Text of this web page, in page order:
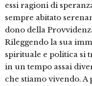
essi ragioni di
sempre abitato
dono della
Rileggendo la sua
spirituale e politica si
in un tempo assai
che stiamo vivendo.